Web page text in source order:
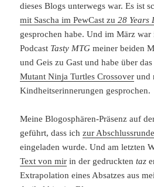
dieses Blogs unterwegs war. Es ist
mit Sascha im PewCast zu28 Years
gesprochen habe. Und im März
Podcast Tasty MTG meiner beiden
und Geis zu Gast und habe über
Mutant Ninja Turtles Crossover und
Kindheitserinnerungen gesprochen.
Meine Blogosphären-Präsenz auf
geführt, dass ichzur Abschlussrunde
eingeladen wurde. Und am letzten
Text von mir in der gedrucktentaz
Extrapolation eines Absatzes aus